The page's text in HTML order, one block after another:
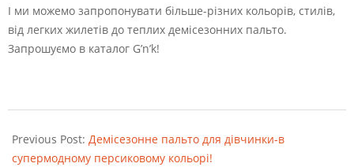
І ми можемо запропонувати більше-різних кольорів, стилів,
від легких жилетів до теплих демісезонних пальто.
Запрошуємо в каталог G’n’k!
11-
02
Previous Post: Демісезонне пальто для дівчинки-в
супермодному персиковому кольорі!